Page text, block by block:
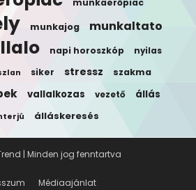
munkaerőpiac
munkajog munkaltato
napi horoszkóp nyilas
siker stressz szakma
vallalkozas vezető állás
álláskeresés
Médiaajánlat
| Minden jog fenntartva